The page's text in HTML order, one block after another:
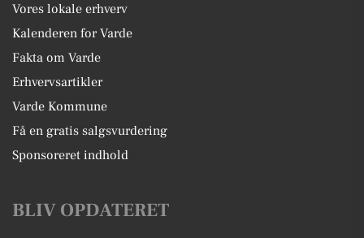
Vores lokale erhverv
Kalenderen for Varde
Fakta om Varde
Erhvervsartikler
Varde Kommune
Få en gratis salgsvurdering
Sponsoreret indhold
BLIV OPDATERET